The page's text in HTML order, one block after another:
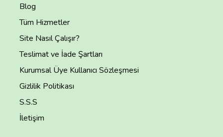
Blog
Tüm Hizmetler
Site Nasıl Çalışır?
Teslimat ve İade Şartları
Kurumsal Üye Kullanıcı Sözleşmesi
Gizlilik Politikası
S.S.S
İletişim